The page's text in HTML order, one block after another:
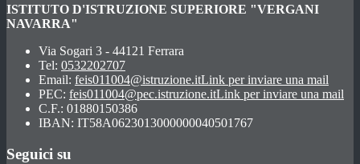
ISTITUTO D'ISTRUZIONE SUPERIORE "VERGANI
NAVARRA"
Via Sogari 3 - 44121 Ferrara
Tel: 0532202707
Email: feis011004@istruzione.itLink per inviare una mail
PEC: feis011004@pec.istruzione.itLink per inviare una mail
C.F.: 01880150386
IBAN: IT58A0623013000000040501767
Seguici su